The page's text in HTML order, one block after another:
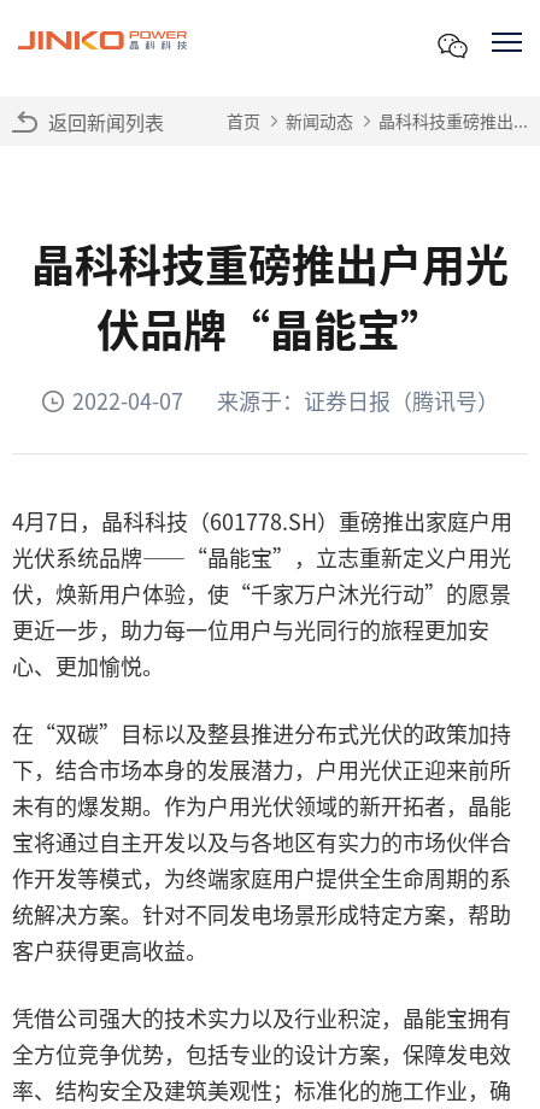
返回新闻列表 首页 新闻动态 晶科科技重磅推出...
晶科科技重磅推出户用光
伏品牌“晶能宝”
2022-04-07 来源于：证券日报（腾讯号）
4月7日，晶科科技（601778.SH）重磅推出家庭户用
光伏系统品牌——“晶能宝”，立志重新定义户用光
伏，焕新用户体验，使“千家万户沐光行动”的愿景
更近一步，助力每一位用户与光同行的旅程更加安
心、更加愉悦。
在“双碳”目标以及整县推进分布式光伏的政策加持
下，结合市场本身的发展潜力，户用光伏正迎来前所
未有的爆发期。作为户用光伏领域的新开拓者，晶能
宝将通过自主开发以及与各地区有实力的市场伙伴合
作开发等模式，为终端家庭用户提供全生命周期的系
统解决方案。针对不同发电场景形成特定方案，帮助
客户获得更高收益。
凭借公司强大的技术实力以及行业积淀，晶能宝拥有
全方位竞争优势，包括专业的设计方案，保障发电效
率、结构安全及建筑美观性；标准化的施工作业，确